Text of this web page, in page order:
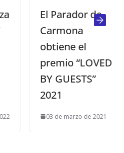
El Parador de
Carmona
obtiene el
premio “LOVED
BY GUESTS”
2021
03 de marzo de 2021